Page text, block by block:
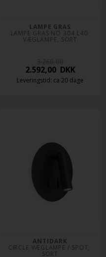
LAMPE GRAS
LAMPE GRAS NO 304 L40
VÆGLAMPE, SORT
2.592,00DKK
Leveringstid: ca 20 dage
ANTIDARK
CIRCLE VÆGLAMPE / SPOT,
SORT